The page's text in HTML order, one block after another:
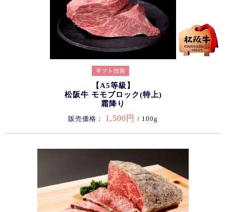
【A5等級】
松阪牛 モモブロック(特上)
霜降り
販売価格： 1,500円 / 100g